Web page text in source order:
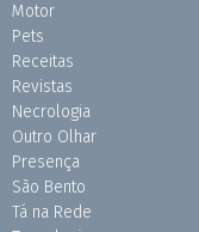
Motor
Pets
Receitas
Revistas
Necrologia
Outro Olhar
Presença
São Bento
Tá na Rede